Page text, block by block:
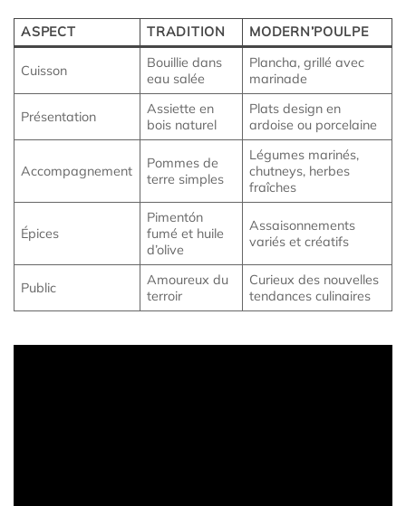
ASPECT TRADITION MODERN’POULPE
Cuisson
Bouillie dans
eau salée
Plancha, grillé avec
marinade
Présentation
Assiette en
bois naturel
Plats design en
ardoise ou porcelaine
Accompagnement
Pommes de
terre simples
Légumes marinés,
chutneys, herbes
fraîches
Épices
Pimentón
fumé et huile
d’olive
Assaisonnements
variés et créatifs
Public
Amoureux du
terroir
Curieux des nouvelles
tendances culinaires